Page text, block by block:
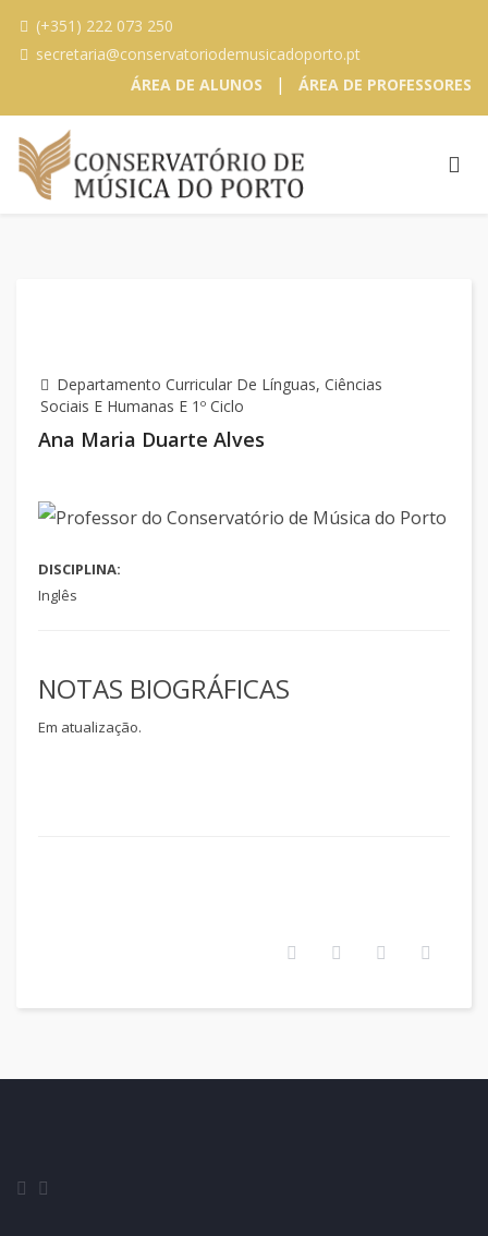
(+351) 222 073 250
secretaria@conservatoriodemusicadoporto.pt
ÁREA DE ALUNOS
| ÁREA DE PROFESSORES
Departamento Curricular De Línguas, Ciências
Sociais E Humanas E 1º Ciclo
Ana Maria Duarte Alves
DISCIPLINA:
Inglês
NOTAS BIOGRÁFICAS
Em atualização.